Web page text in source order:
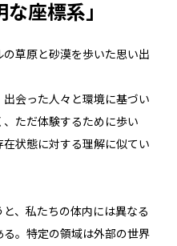
座標系」
草原と砂漠を歩いた思い出
会った人々と環境に基づい
ただ体験するために歩い
状態に対する理解に似てい
、私たちの体内には異なる
。特定の領域は外部の世界